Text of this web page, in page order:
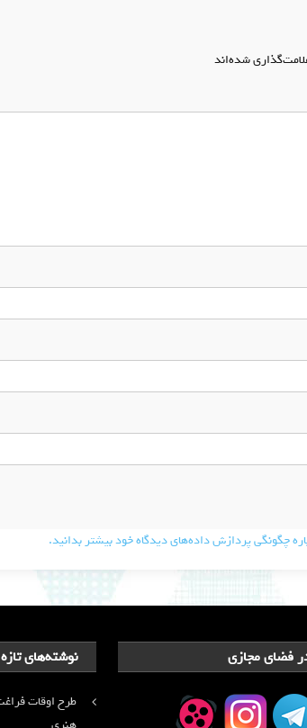
شده‌اند
چگونگی پردازش داده‌های دیدگاه خود بیشتر بدانید.
نوشته‌های تازه فضای مجازی